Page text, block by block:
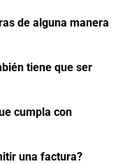
de alguna manera
tiene que ser
cumpla con
una factura?